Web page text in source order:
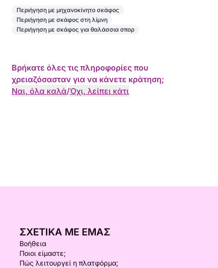
Περιήγηση με μηχανοκίνητο σκάφος
Περιήγηση με σκάφος στη λίμνη
Περιήγηση με σκάφος για θαλάσσια σπορ
Βρήκατε όλες τις πληροφορίες που
χρειαζόσασταν για να κάνετε κράτηση;
Ναι, όλα καλά/Όχι, λείπει κάτι
ΣΧΕΤΙΚΆ ΜΕ ΕΜΆΣ
Βοήθεια
Ποιοι είμαστε;
Πώς λειτουργεί η πλατφόρμα;